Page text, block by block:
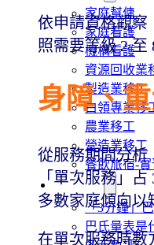
家庭幫傭
家庭看護
機構看護
資源回收業
製造業移工
白領專業移
農業移工
營造業移工
餐飲旅宿-
巴氏量表
「3分鐘」
巴氏量表是
依申請資格觀察
照需要等級 2
身障、
從服務期間分析
「單次服務」
多數家庭傾向
在單次服務時數